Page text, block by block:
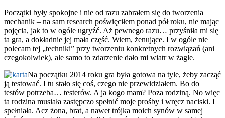
Początki były spokojne i nie od razu zabrałem się do tworzenia
mechanik – na sam research poświęciłem ponad pół roku, nie mając
pojęcia, jak to w ogóle ugryźć. Aż pewnego razu… przyśniła mi się
ta gra, a dokładnie jej mała część. Wiem, żenujące. I w ogóle nie
polecam tej „techniki” przy tworzeniu konkretnych rozwiązań (ani
czegokolwiek), ale samo to zdarzenie dało mi wiatr w żagle.
Na początku 2014 roku gra była gotowa na tyle, żeby zacząć
ją testować. I tu stało się coś, czego nie przewidziałem. Bo do
testów potrzeba… testerów. A ja kogo mam? Poza rodziną. No więc
ta rodzina musiała zastępczo spełnić moje prośby i wręcz naciski. I
spełniała. Acz żona, brat, a nawet trójka moich synów w samej